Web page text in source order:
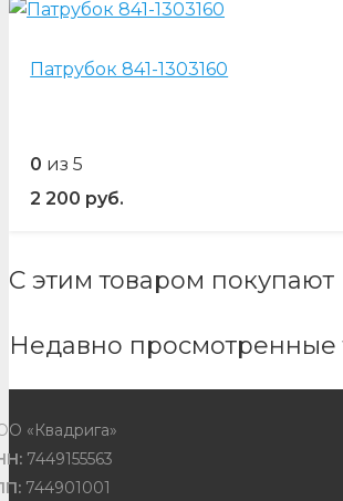
Патрубок 841-1303160
0 из 5
2 200 руб.
С этим товаром покупают
Недавно просмотренные
«Квадрига»
7449155563
744901001